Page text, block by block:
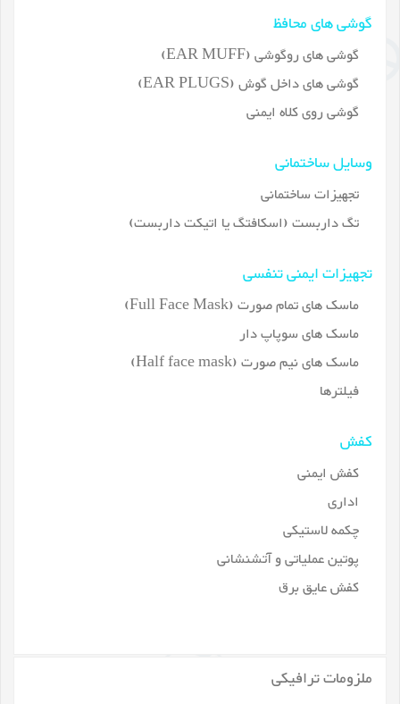
گوشی های محافظ
گوشی های روگوشی (EAR MUFF)
گوشی های داخل گوش (EAR PLUGS)
گوشی روی کلاه ایمنی
وسایل ساختمانی
تجهیزات ساختمانی
تگ داربست (اسکافتگ یا اتیکت داربست)
تجهیزات ایمنی تنفسی
ماسک های تمام صورت (Full Face Mask)
ماسک های سوپاپ دار
ماسک های نیم صورت (Half face mask)
فیلترها
کفش
کفش ایمنی
اداری
چکمه لاستیکی
پوتین عملیاتی و آتشنشانی
کفش عایق برق
ملزومات ترافیکی